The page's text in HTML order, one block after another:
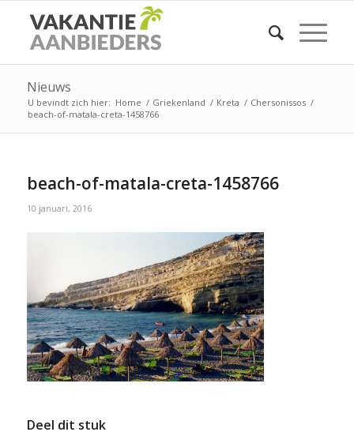
Nieuws
U bevindt zich hier: Home / Griekenland / Kreta / Chersonissos /
beach-of-matala-creta-1458766
beach-of-matala-creta-1458766
10 januari, 2016
Deel dit stuk